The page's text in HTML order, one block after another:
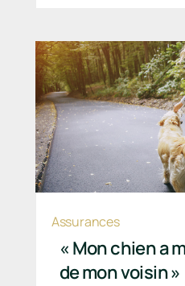
« Mon chien a
de mon voisin »
Assurances